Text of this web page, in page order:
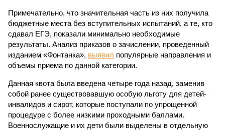
Примечательно, что значительная часть из них получила
бюджетные места без вступительных испытаний, а те, кто
сдавал ЕГЭ, показали минимально необходимые
результаты. Анализ приказов о зачислении, проведенный
изданием «Фонтанка», выявил популярные направления и
объемы приема по данной категории.
Данная квота была введена четыре года назад, заменив
собой ранее существовавшую особую льготу для детей-
инвалидов и сирот, которые поступали по упрощенной
процедуре с более низкими проходными баллами.
Военнослужащие и их дети были выделены в отдельную